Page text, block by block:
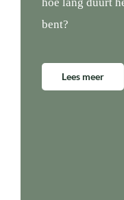
bent?
Lees meer